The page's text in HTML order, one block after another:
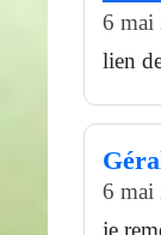
6 mai
lien
6 mai
je